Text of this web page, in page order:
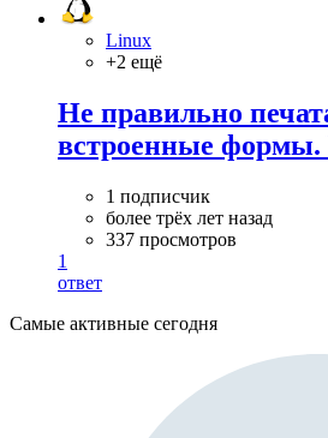
Linux
+2 ещё
Не правильно
встроенные формы.
1 подписчик
более трёх лет назад
337 просмотров
1
ответ
Самые активные сегодня